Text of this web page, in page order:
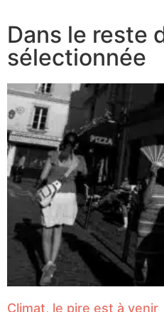
Dans le reste
sélectionnée
Climat, le pire est à venir